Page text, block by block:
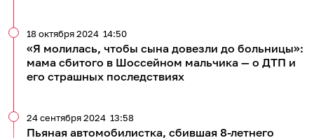
«Я молилась, чтобы сына довезли до больницы»:
мама сбитого в Шоссейном мальчика — о ДТП и
его страшных последствиях
18 октября 2024 14:50
Пьяная автомобилистка, сбившая 8-летнего
24 сентября 2024 13:58